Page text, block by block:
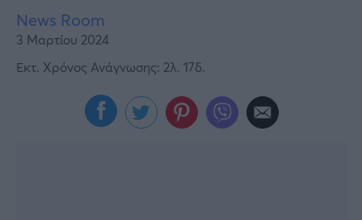
News Room
3 Μαρτίου 2024
Εκτ. Χρόνος Ανάγνωσης: 2λ. 17δ.